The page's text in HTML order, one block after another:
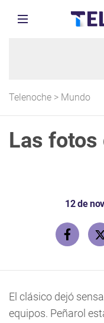
Telenoche > Mundo
Las
12 de
El clásico dejó
equipos. Peñarol